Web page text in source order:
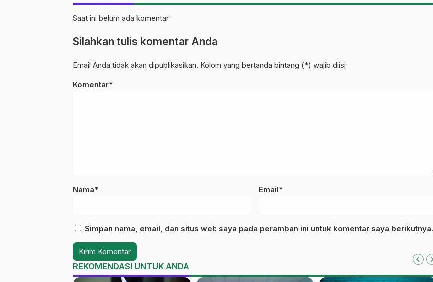
Saat ini belum ada komentar
Silahkan tulis komentar Anda
Email Anda tidak akan dipublikasikan. Kolom yang bertanda bintang (*) wajib diisi
Komentar*
Nama* Email*
Simpan nama, email, dan situs web saya pada peramban ini untuk komentar saya berikutnya.
REKOMENDASI UNTUK ANDA